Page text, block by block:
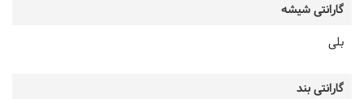
گارانتی شیشه
بلی
گارانتی بند